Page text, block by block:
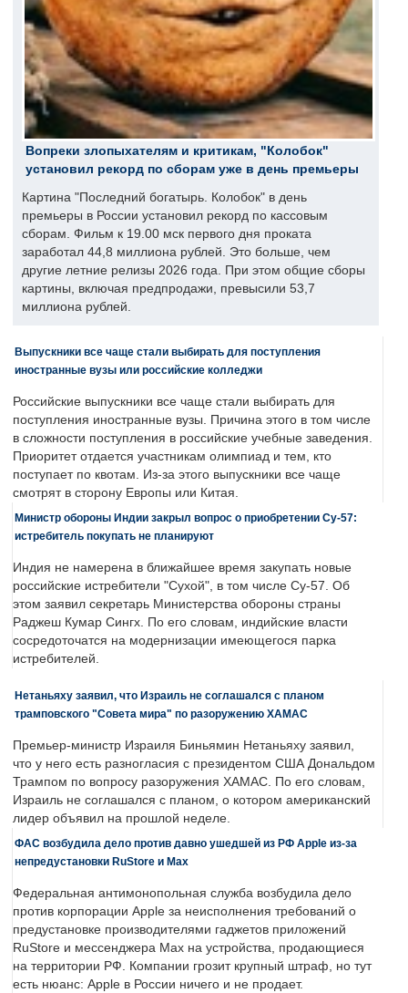
Вопреки злопыхателям и критикам, "Колобок"
установил рекорд по сборам уже в день премьеры
Картина "Последний богатырь. Колобок" в день
премьеры в России установил рекорд по кассовым
сборам. Фильм к 19.00 мск первого дня проката
заработал 44,8 миллиона рублей. Это больше, чем
другие летние релизы 2026 года. При этом общие сборы
картины, включая предпродажи, превысили 53,7
миллиона рублей.
Выпускники все чаще стали выбирать для поступления
иностранные вузы или российские колледжи
Российские выпускники все чаще стали выбирать для
поступления иностранные вузы. Причина этого в том числе
в сложности поступления в российские учебные заведения.
Приоритет отдается участникам олимпиад и тем, кто
поступает по квотам. Из-за этого выпускники все чаще
смотрят в сторону Европы или Китая.
Министр обороны Индии закрыл вопрос о приобретении Су-57:
истребитель покупать не планируют
Индия не намерена в ближайшее время закупать новые
российские истребители "Сухой", в том числе Су-57. Об
этом заявил секретарь Министерства обороны страны
Раджеш Кумар Сингх. По его словам, индийские власти
сосредоточатся на модернизации имеющегося парка
истребителей.
Нетаньяху заявил, что Израиль не соглашался с планом
трамповского "Совета мира" по разоружению ХАМАС
Премьер-министр Израиля Биньямин Нетаньяху заявил,
что у него есть разногласия с президентом США Дональдом
Трампом по вопросу разоружения ХАМАС. По его словам,
Израиль не соглашался с планом, о котором американский
лидер объявил на прошлой неделе.
ФАС возбудила дело против давно ушедшей из РФ Apple из-за
непредустановки RuStore и Max
Федеральная антимонопольная служба возбудила дело
против корпорации Apple за неисполнения требований о
предустановке производителями гаджетов приложений
RuStore и мессенджера Max на устройства, продающиеся
на территории РФ. Компании грозит крупный штраф, но тут
есть нюанс: Apple в России ничего и не продает.